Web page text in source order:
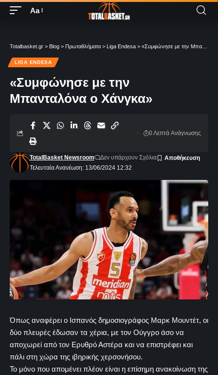
Aa
Totalbasket.gr > Blog > Πρωταθλήματα > Liga Endesa > «Συμφώνησε με την Μπανταλόνα ο Χάνγκα»
LIGA ENDESA
«Συμφώνησε με την
Μπανταλόνα ο Χάνγκα»
Τελευταία Ανανέωση: 13/06/2024 12:32
TotalBasket Newsroom Δεν υπάρχουν Σχόλια
0 Λεπτά Aνάγνωσης
Όπως αναφέρει ο Ισπανός δημοσιογράφος Μαρκ Μουντέτ, οι
δύο πλευρές έδωσαν τα χέρια, με τον Ούγγρο άσο να
αποχωρεί από τον Ερυθρό Αστέρα και να επιστρέφει και
πάλι στη χώρα της ιβηρικής χερσονήσου.
Το μόνο που απομένει πλέον είναι η επίσημη ανακοίνωση της